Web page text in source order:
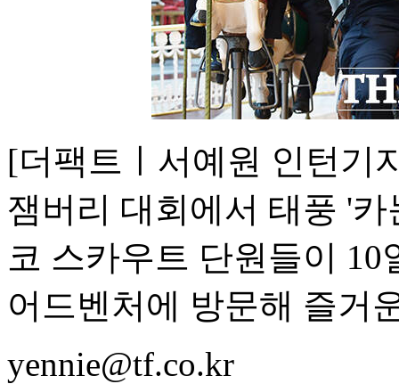
[더팩트ㅣ서예원 인턴기
잼버리 대회에서 태풍 '
코 스카우트 단원들이
어드벤처에 방문해 즐거
yennie@tf.co.kr